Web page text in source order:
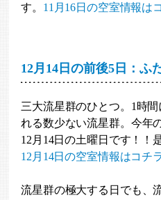
す。 11月16日の空室情報は
12月14日の前後5日：ふ
三大流星群のひとつ。1時
れる数少ない流星群。今年
12月14日の土曜日です！！
12月14日の空室情報はコチ
流星群の極大する日でも、